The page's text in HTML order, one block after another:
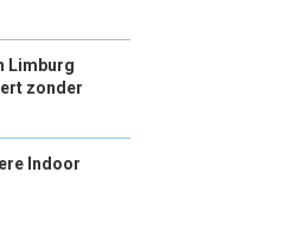
Limburg
zonder
Indoor